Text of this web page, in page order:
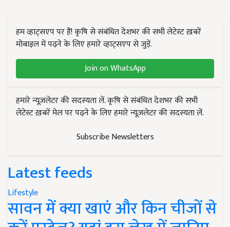
हम व्हाट्सएप पर हैं! कृषि से संबंधित देशभर की सभी लेटेस्ट ख़बरें
मोबाइल में पढ़ने के लिए हमारे व्हाट्सएप से जुड़ें.
Join on WhatsApp
हमारे न्यूज़लेटर की सदस्यता लें. कृषि से संबंधित देशभर की सभी
लेटेस्ट ख़बरें मेल पर पढ़ने के लिए हमारे न्यूज़लेटर की सदस्यता लें.
Subscribe Newsletters
Latest feeds
Lifestyle
सावन में क्या खाएं और किन चीजों से